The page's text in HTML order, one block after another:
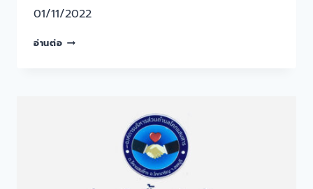
01/11/2022
อ่านต่อ